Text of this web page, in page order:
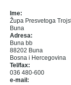
Ime:
Župa Presvetoga
Buna
Adresa:
Buna bb
88202 Buna
Bosna i Hercegovina
Tel/fax:
036 480-600
e-mail: